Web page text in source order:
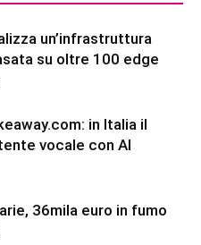
un’infrastruttura
su oltre 100 edge
in Italia il
vocale con AI
36mila euro in fumo